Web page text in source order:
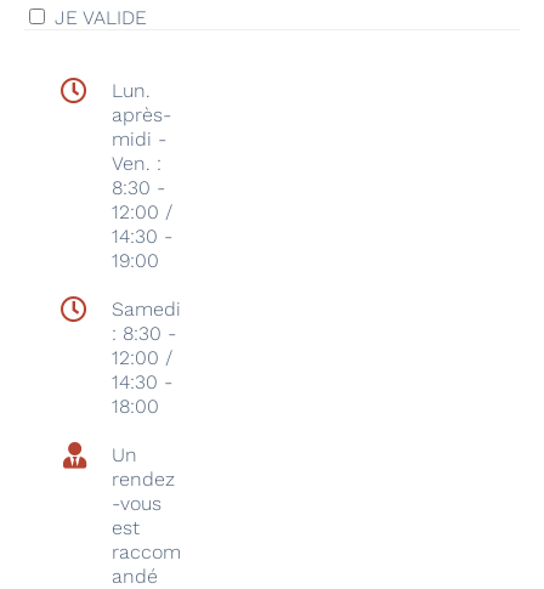
JE VALIDE
Lun.
après-
midi -
Ven. :
8:30 -
12:00 /
14:30 -
19:00
Samedi
: 8:30 -
12:00 /
14:30 -
18:00
Un
rendez
-vous
est
raccom
andé